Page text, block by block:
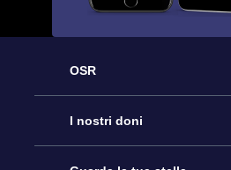
OSR
Assistenza
I nostri doni